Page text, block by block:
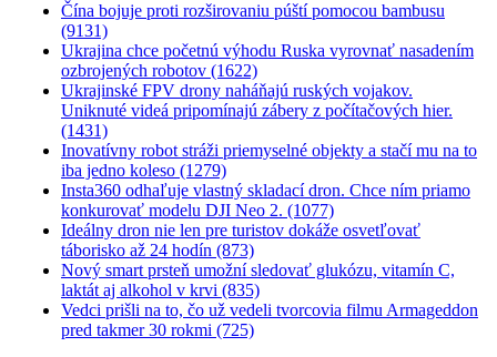
Čína bojuje proti rozširovaniu púští pomocou bambusu
(9131)
Ukrajina chce početnú výhodu Ruska vyrovnať nasadením
ozbrojených robotov (1622)
Ukrajinské FPV drony naháňajú ruských vojakov.
Uniknuté videá pripomínajú zábery z počítačových hier.
(1431)
Inovatívny robot stráži priemyselné objekty a stačí mu na to
iba jedno koleso (1279)
Insta360 odhaľuje vlastný skladací dron. Chce ním priamo
konkurovať modelu DJI Neo 2. (1077)
Ideálny dron nie len pre turistov dokáže osvetľovať
táborisko až 24 hodín (873)
Nový smart prsteň umožní sledovať glukózu, vitamín C,
laktát aj alkohol v krvi (835)
Vedci prišli na to, čo už vedeli tvorcovia filmu Armageddon
pred takmer 30 rokmi (725)